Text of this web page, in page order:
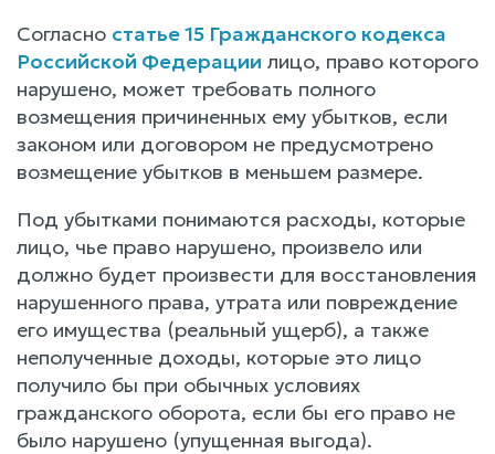
Согласно статье 15 Гражданского кодекса
Российской Федерации лицо, право которого
нарушено, может требовать полного
возмещения причиненных ему убытков, если
законом или договором не предусмотрено
возмещение убытков в меньшем размере.
Под убытками понимаются расходы, которые
лицо, чье право нарушено, произвело или
должно будет произвести для восстановления
нарушенного права, утрата или повреждение
его имущества (реальный ущерб), а также
неполученные доходы, которые это лицо
получило бы при обычных условиях
гражданского оборота, если бы его право не
было нарушено (упущенная выгода).